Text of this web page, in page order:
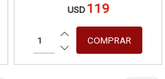
USD 119